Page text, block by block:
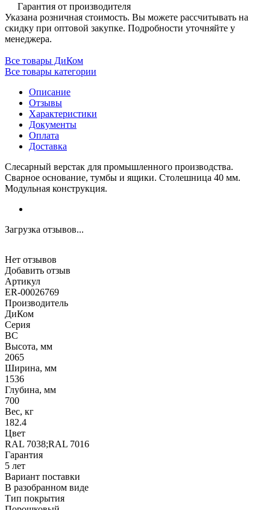
Гарантия от производителя
Указана розничная стоимость. Вы можете рассчитывать на
скидку при оптовой закупке. Подробности уточняйте у
менеджера.
Все товары ДиКом
Все товары категории
Описание
Отзывы
Характеристики
Документы
Оплата
Доставка
Слесарный верстак для промышленного производства.
Сварное основание, тумбы и ящики. Столешница 40 мм.
Модульная конструкция.
Загрузка отзывов...
Нет отзывов
Добавить отзыв
Артикул
ER-00026769
Производитель
ДиКом
Серия
ВС
Высота, мм
2065
Ширина, мм
1536
Глубина, мм
700
Вес, кг
182.4
Цвет
RAL 7038;RAL 7016
Гарантия
5 лет
Вариант поставки
В разобранном виде
Тип покрытия